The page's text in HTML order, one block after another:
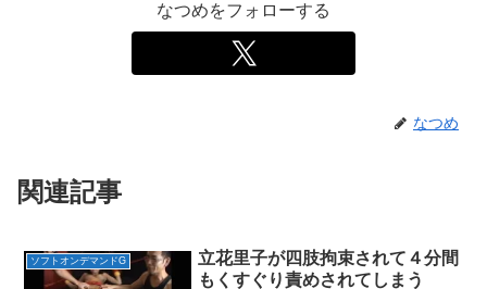
なつめをフォローする
なつめ
関連記事
ソフトオンデマンドG
立花里子が四肢拘束されて４分間
もくすぐり責めされてしまう